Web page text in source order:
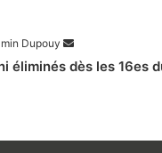
Dupouy
éliminés dès les 16es